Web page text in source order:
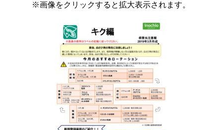
※画像をクリックすると拡大表示されます。